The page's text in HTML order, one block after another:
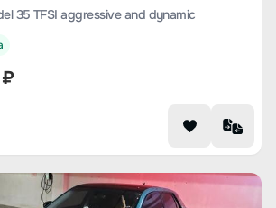
35 TFSI aggressive and dynamic